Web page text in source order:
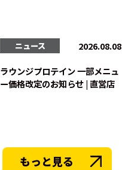
ニュース 2026.08.08
ラウンジプロテイン 一部メニュ
ー価格改定のお知らせ | 直営店
もっと見る